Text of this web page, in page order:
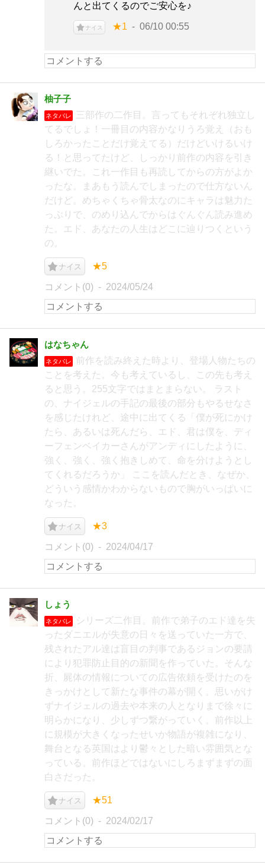
んと出てくるのでご安心を♪
ナイス ★1 06/10 00:55
柚子子
ネタバレ
三部作の二作目。言ってもそれぞれ独立し
てるでしょ！一冊目の内容かなりうろ覚え（おも
しろかったことだけ覚えてる）だけどいけるいけ
る！と思ってたけど、しっかり前作の内容を引き
継いでた。これ一作目も再読してからの方がよか
ったな。まあもう読んでしまったので仕方ないん
だけど。めちゃくちゃ骨太なのにキャラは魅力た
っぷりで、のめり込んでからはぐんぐん読み進め
た。エド、あなたの人生はどこに辿りつくという
の。
ナイス ★5
コメント(0) 2024/05/24
はなちゃん
ネタバレ
前作を読み終えた時より、登場人物たちの
ことを考えた。今も考えているし、この先も考え
ると思う。255文字ではまとまらない。 ラスト
の、ナイジェルの手記の最後の部分もやるせなさ
を感じたけれど、途中に出てくる「僕が死にかけ
たら、あるいは死んだら、エド、君は僕を、ディ
ーフェンベイカーさんがアンディにしたように、
強く、強く、強く抱きしめて、命を分けようとし
てくれるだろうか」 ここを読んだとき、なぜか、
どういう感情かわからないもので胸がいっぱいに
なった。
ナイス ★3
コメント(0) 2024/04/17
しょう
ネタバレ
シリーズ二作目。前作で弟子のエド達を失
ったダニエルが失意の日々を送っていた一方で、
残されたアル達は盲目の判事であるジョンの要請
により犯罪防止目的の新聞を作っていた。そんな
折、屍体の情報についての広告依頼を受けたのを
きっかけとして新たな事件の幕が開く。思いがけ
ずナイジェルの過去や本来の人となりまで徐々に
明らかになり、少しずつ繋がっていく。前作以上
に規模が大きくなったせいか物語が複雑になり、
舞台となる英国はより鬱々とした暗い雰囲気とな
っている。前作ほどではないにしろまずまずの面
白さだった。
ナイス ★51
コメント(0) 2024/02/17